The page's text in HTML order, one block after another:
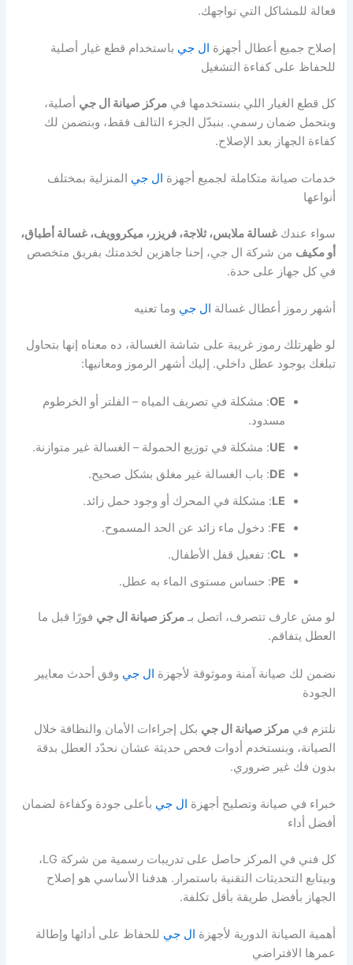
فعالة للمشاكل التي تواجهك.
إصلاح جميع أعطال أجهزة ال جي باستخدام قطع غيار أصلية
للحفاظ على كفاءة التشغيل
كل قطع الغيار اللي بنستخدمها فيمركز صيانة ال جي أصلية،
وبتحمل ضمان رسمي. بنبدّل الجزء التالف فقط، وبنضمن لك
كفاءة الجهاز بعد الإصلاح.
خدمات صيانة متكاملة لجميع أجهزة ال جي المنزلية بمختلف
أنواعها
سواء عندكغسالة ملابس، ثلاجة، فريزر، ميكروويف، غسالة أطباق،
أو مكيف من شركة ال جي، إحنا جاهزين لخدمتك بفريق متخصص
في كل جهاز على حدة.
أشهر رموز أعطال غسالة ال جي وما تعنيه
لو ظهرتلك رموز غريبة على شاشة الغسالة، ده معناه إنها بتحاول
تبلغك بوجود عطل داخلي. إليك أشهر الرموز ومعانيها:
OE: مشكلة في تصريف المياه – الفلتر أو الخرطوم
مسدود.
UE: مشكلة في توزيع الحمولة – الغسالة غير متوازنة.
DE: باب الغسالة غير مغلق بشكل صحيح.
LE: مشكلة في المحرك أو وجود حمل زائد.
FE: دخول ماء زائد عن الحد المسموح.
CL: تفعيل قفل الأطفال.
PE: حساس مستوى الماء به عطل.
لو مش عارف تتصرف، اتصل بـمركز صيانة ال جي فورًا قبل ما
العطل يتفاقم.
نضمن لك صيانة آمنة وموثوقة لأجهزة ال جي وفق أحدث معايير
الجودة
نلتزم فيمركز صيانة ال جي بكل إجراءات الأمان والنظافة خلال
الصيانة، وبنستخدم أدوات فحص حديثة عشان نحدّد العطل بدقة
بدون فك غير ضروري.
خبراء في صيانة وتصليح أجهزة ال جي بأعلى جودة وكفاءة لضمان
أفضل أداء
كل فني في المركز حاصل على تدريبات رسمية من شركة LG،
وبيتابع التحديثات التقنية باستمرار. هدفنا الأساسي هو إصلاح
الجهاز بأفضل طريقة بأقل تكلفة.
أهمية الصيانة الدورية لأجهزة ال جي للحفاظ على أدائها وإطالة
عمرها الافتراضي